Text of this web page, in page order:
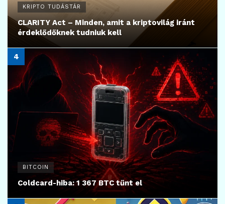
KRIPTO TUDÁSTÁR
CLARITY Act – Minden, amit a kriptovilág iránt
érdeklődőknek tudniuk kell
BITCOIN
Coldcard-hiba: 1 367 BTC tűnt el